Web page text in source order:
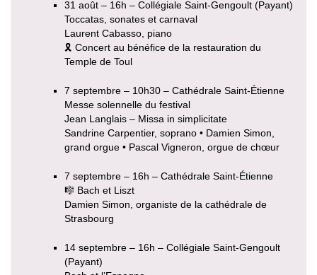
31 août – 16h – Collégiale Saint-Gengoult (Payant)
Toccatas, sonates et carnaval
Laurent Cabasso, piano
🎗 Concert au bénéfice de la restauration du
Temple de Toul
7 septembre – 10h30 – Cathédrale Saint-Étienne
Messe solennelle du festival
Jean Langlais – Missa in simplicitate
Sandrine Carpentier, soprano • Damien Simon,
grand orgue • Pascal Vigneron, orgue de chœur
7 septembre – 16h – Cathédrale Saint-Étienne
🎼 Bach et Liszt
Damien Simon, organiste de la cathédrale de
Strasbourg
14 septembre – 16h – Collégiale Saint-Gengoult
(Payant)